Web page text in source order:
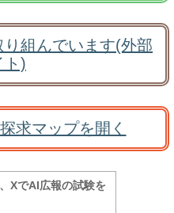
組んでいます(外部
ト)
求マップを開く
XでAI広報の試験を